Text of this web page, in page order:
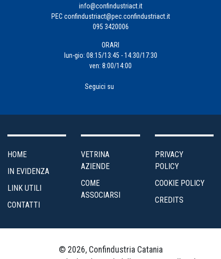
info@confindustriact.it
PEC confindustriact@pec.confindustriact.it
095 3420006
ORARI
lun-gio: 08:15/13:45 - 14:30/17:30
ven: 8:00/14:00
Seguici su
HOME
IN EVIDENZA
LINK UTILI
CONTATTI
VETRINA
AZIENDE
COME
ASSOCIARSI
PRIVACY
POLICY
COOKIE POLICY
CREDITS
© 2026, Confindustria Catania